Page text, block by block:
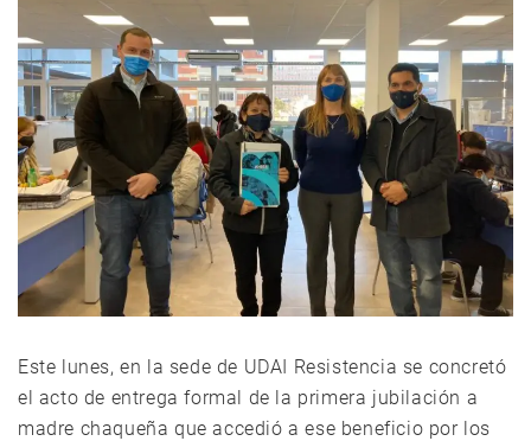
Este lunes, en la sede de UDAI Resistencia se concretó
el acto de entrega formal de la primera jubilación a
madre chaqueña que accedió a ese beneficio por los